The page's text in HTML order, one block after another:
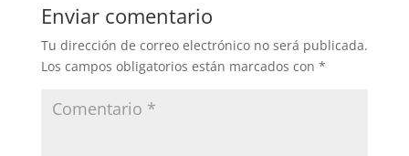
Enviar comentario
Tu dirección de correo electrónico no será publicada.
Los campos obligatorios están marcados con *